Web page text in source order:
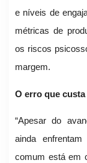
e níveis de
métricas de
os riscos
margem.
O erro que
“Apesar do
ainda
comum está em